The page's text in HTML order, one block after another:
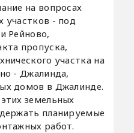
на вопросах
участков - под
Рейново,
пропуска,
участка на
- Джалинда,
домов в Джалинде.
земельных
планируемые
работ.